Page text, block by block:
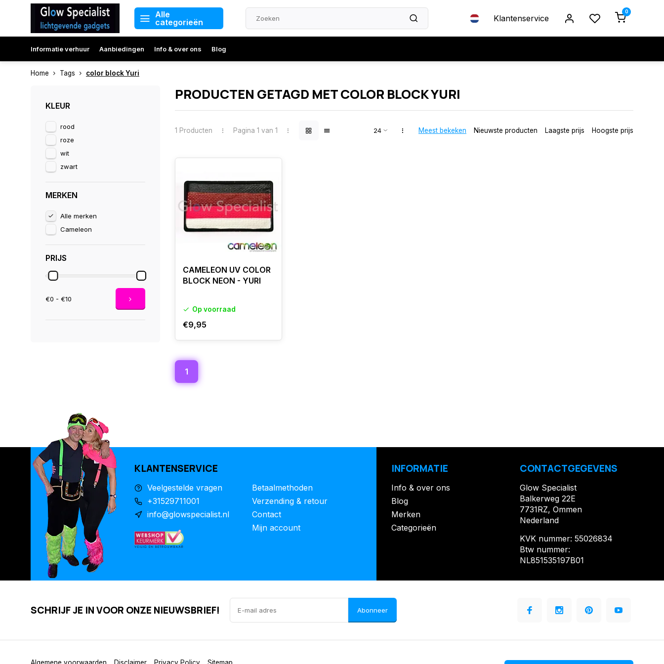
Alle
categorieën
Klantenservice
0
Informatie verhuur Aanbiedingen Info & over ons Blog
Home Tags color block Yuri
KLEUR
rood
roze
wit
zwart
MERKEN
Alle merken
Cameleon
PRIJS
€0 - €10
PRODUCTEN GETAGD MET COLOR BLOCK YURI
1 Producten Pagina 1 van 1 Meest bekeken Nieuwste producten Laagste prijs Hoogste prijs
CAMELEON UV COLOR
BLOCK NEON - YURI
Op voorraad
€9,95
1
KLANTENSERVICE
Veelgestelde vragen
+31529711001
info@glowspecialist.nl
Betaalmethoden
Verzending & retour
Contact
Mijn account
INFORMATIE
Info & over ons
Blog
Merken
Categorieën
CONTACTGEGEVENS
Glow Specialist
Balkerweg 22E
7731RZ, Ommen
Nederland
KVK nummer: 55026834
Btw nummer:
NL851535197B01
SCHRIJF JE IN VOOR ONZE NIEUWSBRIEF! Abonneer
Algemene voorwaarden Disclaimer Privacy Policy Sitemap